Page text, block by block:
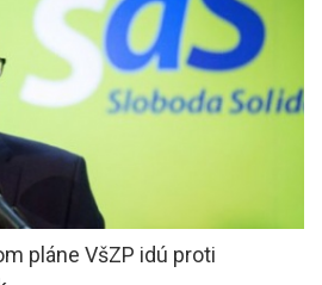
pláne VšZP idú proti